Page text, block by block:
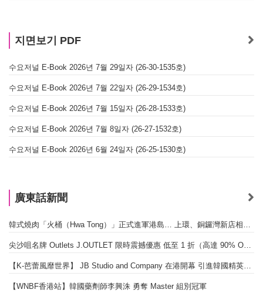
지면보기 PDF
수요저널 E-Book 2026년 7월 29일자 (26-30-1535호)
수요저널 E-Book 2026년 7월 22일자 (26-29-1534호)
수요저널 E-Book 2026년 7월 15일자 (26-28-1533호)
수요저널 E-Book 2026년 7월 8일자 (26-27-1532호)
수요저널 E-Book 2026년 6월 24일자 (26-25-1530호)
廣東話新聞
韓式燒肉「火桶（Hwa Tong）」正式進軍港島… 上環、銅鑼灣新店相繼開幕
尖沙咀名牌 Outlets J.OUTLET 限時震撼優惠 低至 1 折（高達 90% OFF）
【K-芭蕾風靡世界】 JB Studio and Company 在港開幕 引進韓國精英芭蕾教育系統
【WNBF香港站】韓國藥劑師李興洙 勇奪 Master 組別冠軍